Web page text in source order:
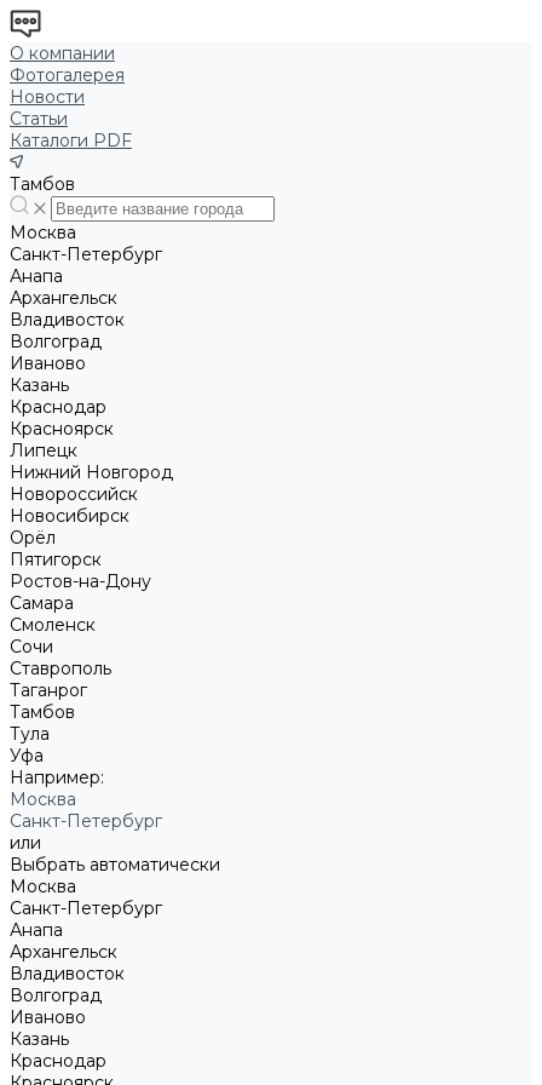
О компании
Фотогалерея
Новости
Статьи
Каталоги PDF
Тамбов
Москва
Санкт-Петербург
Анапа
Архангельск
Владивосток
Волгоград
Иваново
Казань
Краснодар
Красноярск
Липецк
Нижний Новгород
Новороссийск
Новосибирск
Орёл
Пятигорск
Ростов-на-Дону
Самара
Смоленск
Сочи
Ставрополь
Таганрог
Тамбов
Тула
Уфа
Например:
Москва
Санкт-Петербург
или
Выбрать автоматически
Москва
Санкт-Петербург
Анапа
Архангельск
Владивосток
Волгоград
Иваново
Казань
Краснодар